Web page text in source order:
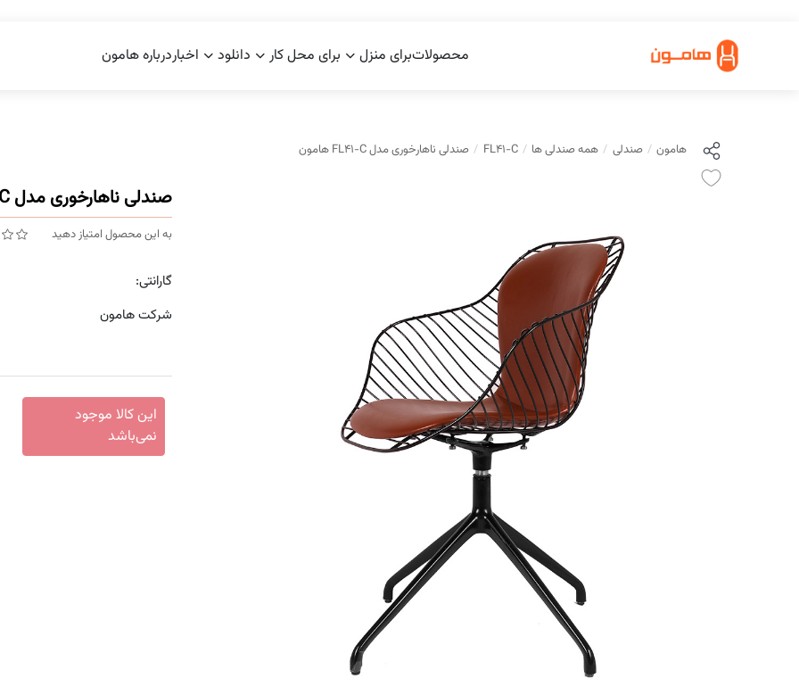
محصولاتبرای منزل برای محل کار دانلود اخباردرباره هامون
صندلی ناهارخوری مدل FL41-C هامون
به این محصول امتیاز دهید
گارانتی:
شرکت هامون
این کالا موجود
نمی‌باشد
هامون صندلی همه صندلی ها FL41-C صندلی ناهارخوری مدل FL41-C هامون